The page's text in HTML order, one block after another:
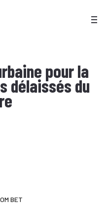
pour la
délaissés du
BET